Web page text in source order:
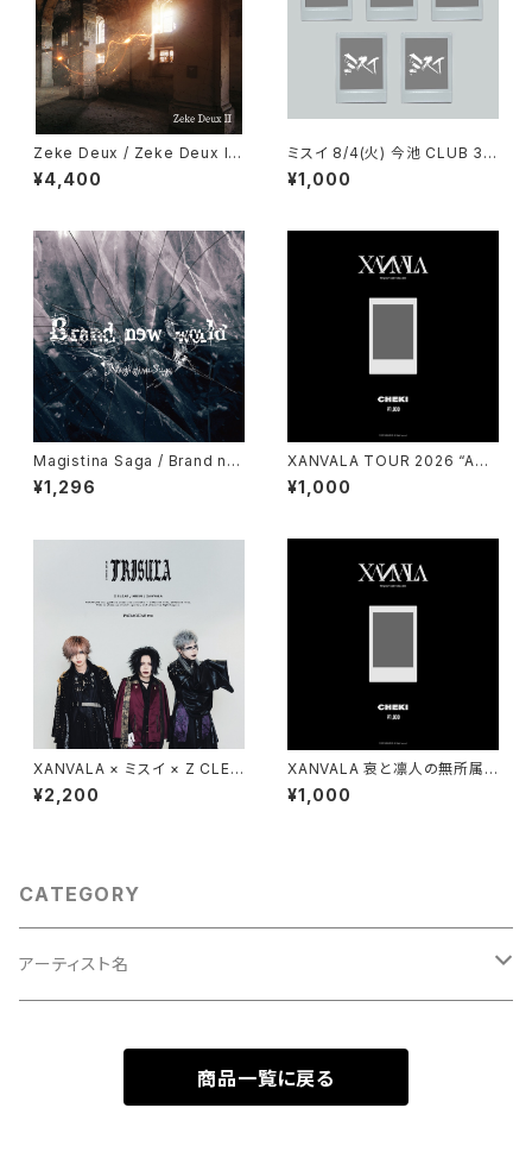
Zeke Deux / Zeke Deux II
2nd Press
¥4,400
ミスイ 8/4(火) 今池 CLUB 3S
TAR メンバー指定チェキ
¥1,000
Magistina Saga / Brand ne
w world (予約受付中！)
¥1,296
XANVALA TOUR 2026 “AGN
I" TOUR FINAL 7月10日(金)
代官山UNIT 当日チェキ
¥1,000
XANVALA × ミスイ × Z CLEA
R SPLIT SINGLE 「TRISUL
A」
¥2,200
XANVALA 哀と凛人の無所属P
RESENTS 3MAN 「強制ヘッド
バンギング -※強制ではありま
¥1,000
CATEGORY
アーティスト名
商品一覧に戻る